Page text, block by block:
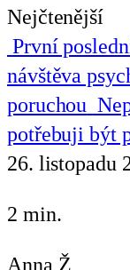
Nejčtenější
První
návštěva
poruchou
potřebuji být
26. listopadu
2 min.
Anna Ž